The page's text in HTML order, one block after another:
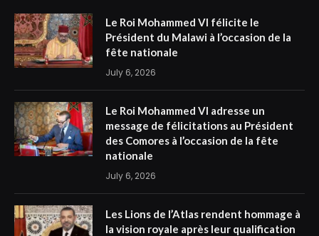
Le Roi Mohammed VI félicite le
Président du Malawi à l’occasion de la
fête nationale
July 6, 2026
Le Roi Mohammed VI adresse un
message de félicitations au Président
des Comores à l’occasion de la fête
nationale
July 6, 2026
Les Lions de l’Atlas rendent hommage à
la vision royale après leur qualification